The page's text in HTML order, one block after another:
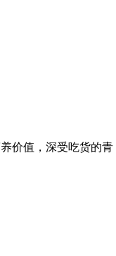
价值，深受吃货的青